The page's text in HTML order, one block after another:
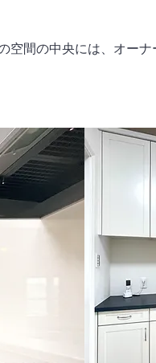
空間の中央には、オー